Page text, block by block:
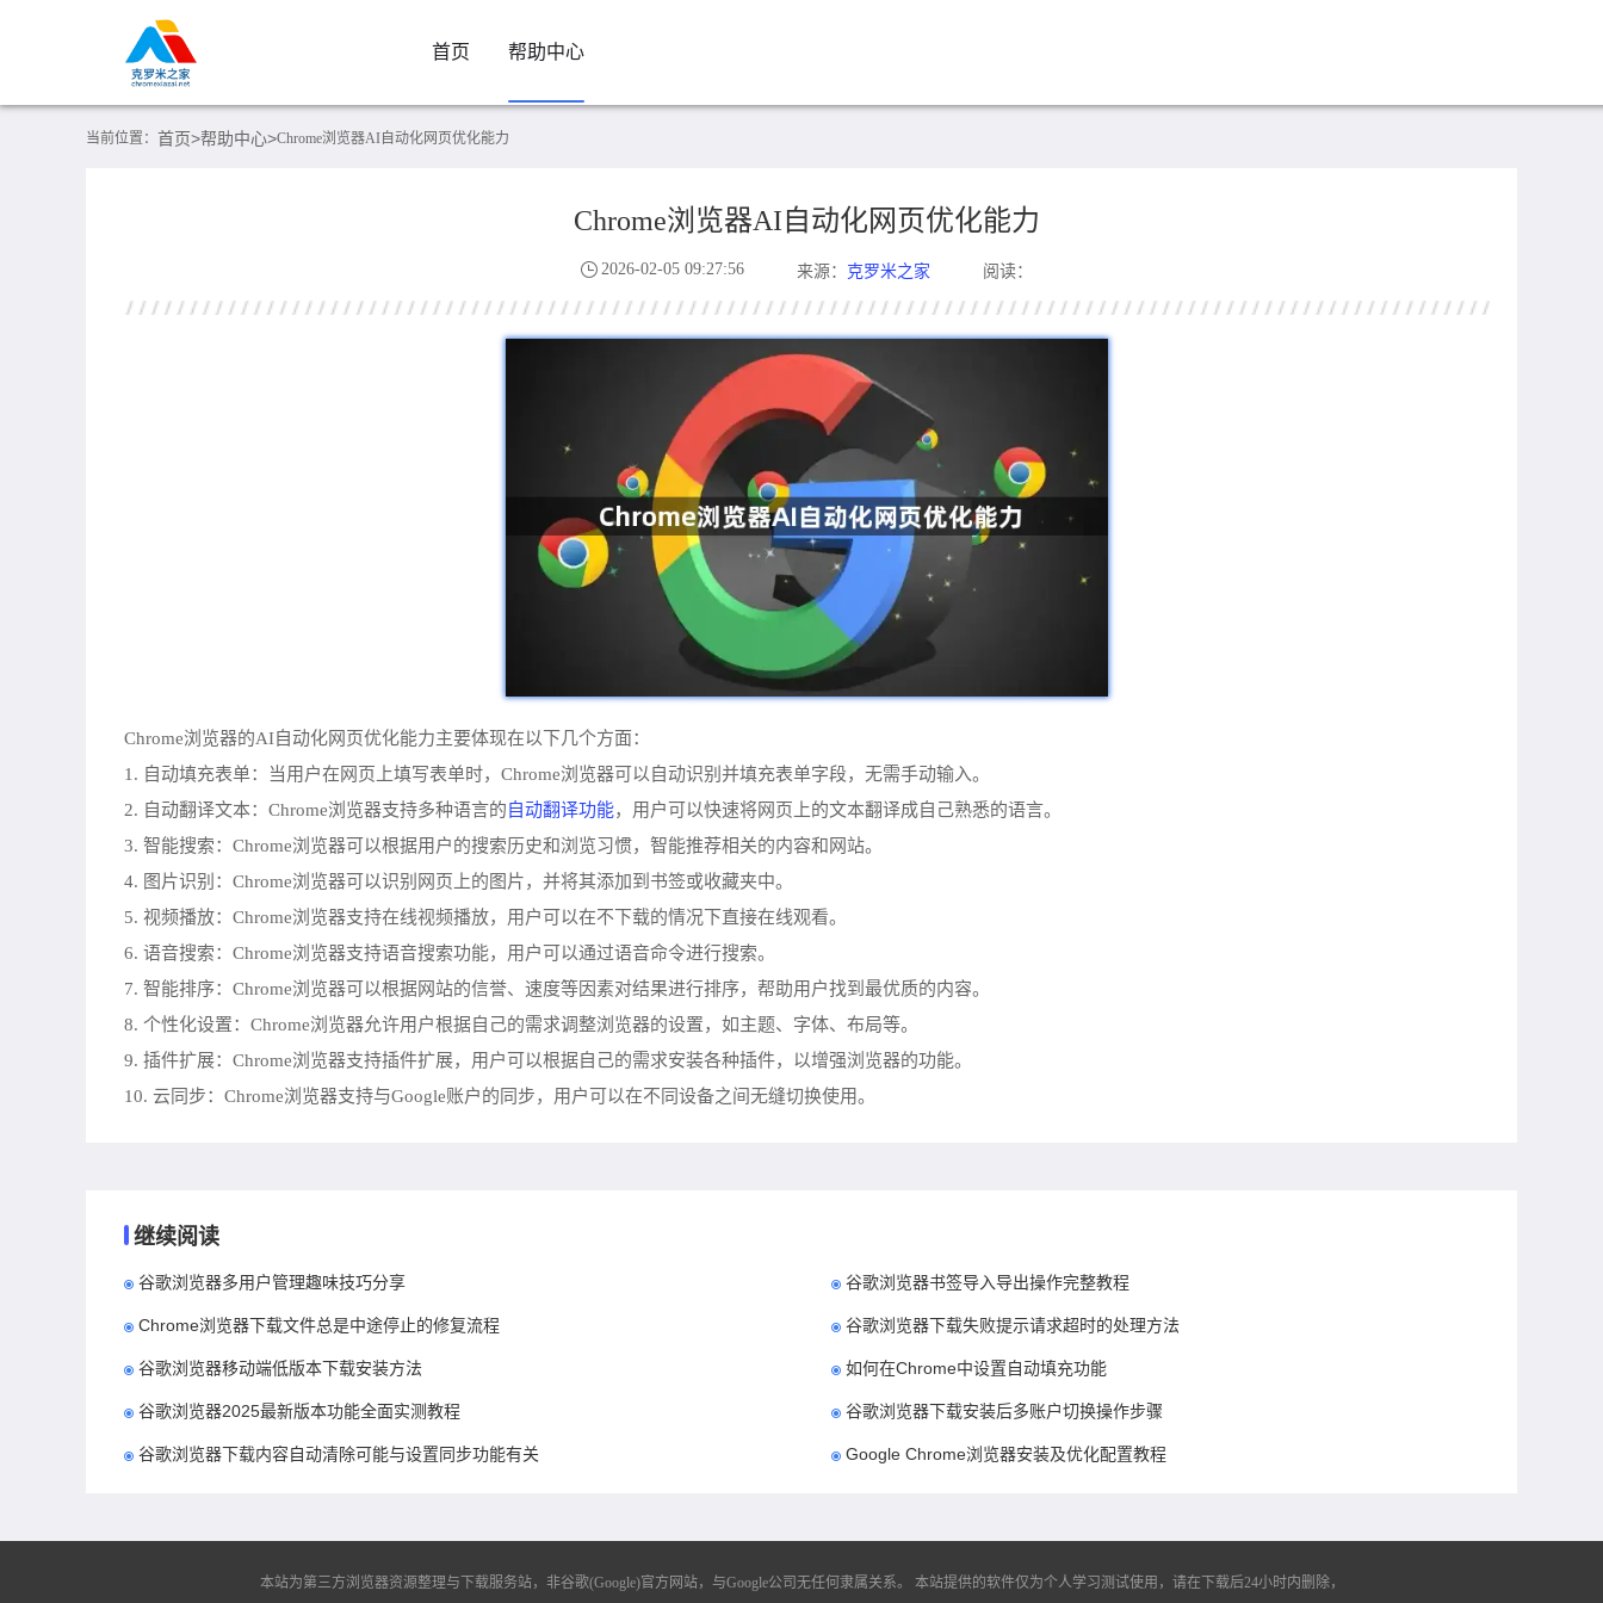
首页 帮助中心
当前位置： 首页>帮助中心>Chrome浏览器AI自动化网页优化能力
Chrome浏览器AI自动化网页优化能力
2026-02-05 09:27:56 来源： 克罗米之家 阅读：
Chrome浏览器的AI自动化网页优化能力主要体现在以下几个方面：
1. 自动填充表单：当用户在网页上填写表单时，Chrome浏览器可以自动识别并填充表单字段，无需手动输入。
2. 自动翻译文本：Chrome浏览器支持多种语言的自动翻译功能，用户可以快速将网页上的文本翻译成自己熟悉的语言。
3. 智能搜索：Chrome浏览器可以根据用户的搜索历史和浏览习惯，智能推荐相关的内容和网站。
4. 图片识别：Chrome浏览器可以识别网页上的图片，并将其添加到书签或收藏夹中。
5. 视频播放：Chrome浏览器支持在线视频播放，用户可以在不下载的情况下直接在线观看。
6. 语音搜索：Chrome浏览器支持语音搜索功能，用户可以通过语音命令进行搜索。
7. 智能排序：Chrome浏览器可以根据网站的信誉、速度等因素对结果进行排序，帮助用户找到最优质的内容。
8. 个性化设置：Chrome浏览器允许用户根据自己的需求调整浏览器的设置，如主题、字体、布局等。
9. 插件扩展：Chrome浏览器支持插件扩展，用户可以根据自己的需求安装各种插件，以增强浏览器的功能。
10. 云同步：Chrome浏览器支持与Google账户的同步，用户可以在不同设备之间无缝切换使用。
继续阅读
谷歌浏览器多用户管理趣味技巧分享 谷歌浏览器书签导入导出操作完整教程
Chrome浏览器下载文件总是中途停止的修复流程 谷歌浏览器下载失败提示请求超时的处理方法
谷歌浏览器移动端低版本下载安装方法 如何在Chrome中设置自动填充功能
谷歌浏览器2025最新版本功能全面实测教程 谷歌浏览器下载安装后多账户切换操作步骤
谷歌浏览器下载内容自动清除可能与设置同步功能有关 Google Chrome浏览器安装及优化配置教程
本站为第三方浏览器资源整理与下载服务站，非谷歌(Google)官方网站，与Google公司无任何隶属关系。 本站提供的软件仅为个人学习测试使用，请在下载后24小时内删除，